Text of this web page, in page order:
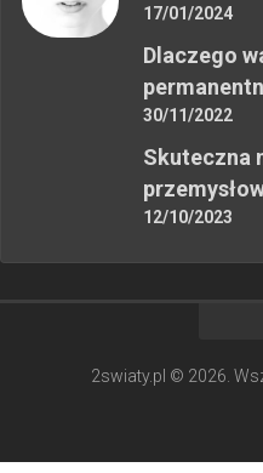
17/01/2024
Dlaczego
30/11/2022
Skuteczna
12/10/2023
2swiaty.pl © 2026.